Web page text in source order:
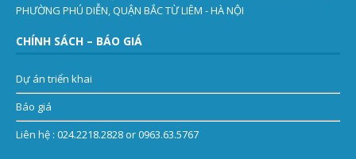
PHƯỜNG PHÚ DIỄN, QUẬN BẮC TỪ LIÊM - HÀ NỘI
CHÍNH SÁCH – BÁO GIÁ
Dự án triển khai
Báo giá
Liên hệ : 024.2218.2828 or 0963.63.5767